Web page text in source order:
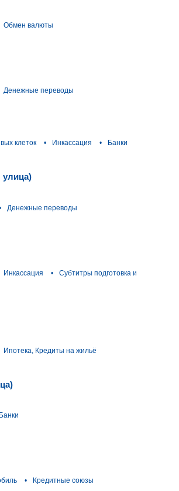
Обмен валюты
Денежные переводы
клеток • Инкассация •
Банки
Денежные переводы
Инкассация •
Субтитры подготовка и
Ипотека, Кредиты на жильё
Банки
•
Кредитные союзы